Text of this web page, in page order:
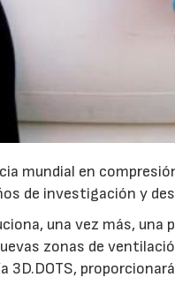
mundial en
de investigación y
una vez más,
zonas de